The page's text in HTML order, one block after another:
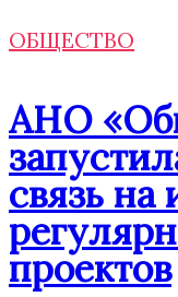
ОБЩЕСТВО
АНО
связь
проектов